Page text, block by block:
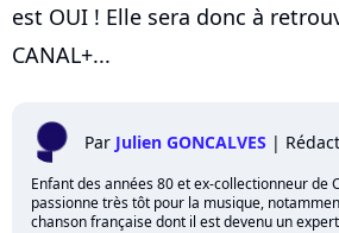
est OUI ! Elle sera donc à
CANAL+...
Par Julien GONCALVES |
Enfant des années 80 et ex-collectionneur de
passionne très tôt pour la musique,
chanson française dont il est devenu un